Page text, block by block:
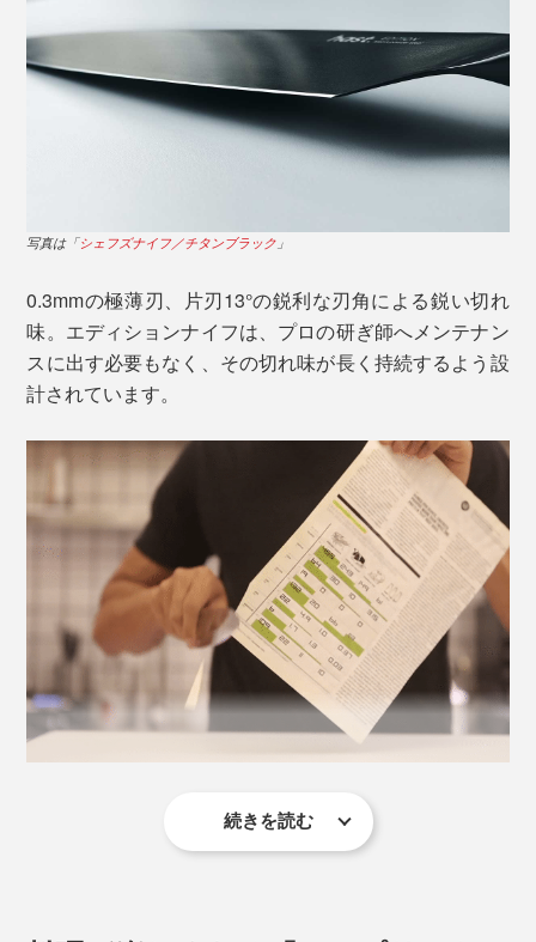
てください。余計な力を入れなくても、スッと薄皮に刃
が入り、ストンと気持ちよくカット。
写真は「シェフズナイフ／チタンブラック」
繊維や果肉を潰さずきれいに切れるから、断面はとても
みずみずしい。いつも食べているトマトが、驚くほど舌
触りなめらかでおいしく感じます。
写真は「シェフズナイフ／チタンブラック 」
0.3mmの極薄刃、片刃13°の鋭利な刃角による鋭い切れ
味。エディションナイフは、プロの研ぎ師へメンテナン
スに出す必要もなく、その切れ味が長く持続するよう設
計されています。
度」と「強度」を絶妙なバランスで組み合わせた、まっ
続きを読む